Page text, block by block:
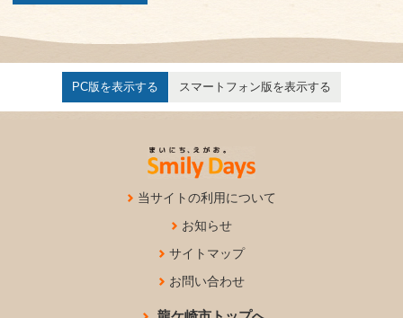
PC版を表示する スマートフォン版を表示する
当サイトの利用について
お知らせ
サイトマップ
お問い合わせ